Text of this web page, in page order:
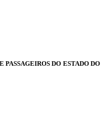
DO ESTADO DO